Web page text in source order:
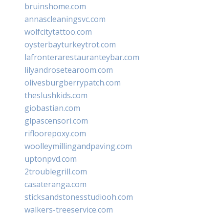
bruinshome.com
annascleaningsvc.com
wolfcitytattoo.com
oysterbayturkeytrot.com
lafronterarestauranteybar.com
lilyandrosetearoom.com
olivesburgberrypatch.com
theslushkids.com
giobastian.com
glpascensori.com
rifloorepoxy.com
woolleymillingandpaving.com
uptonpvd.com
2troublegrill.com
casateranga.com
sticksandstonesstudiooh.com
walkers-treeservice.com